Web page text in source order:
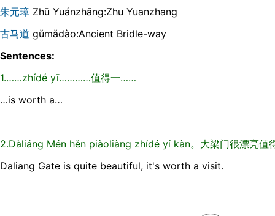
朱元璋 Zhū Yuánzhāng:Zhu Yuanzhang
古马道 gǔmǎdào:Ancient Bridle-way
Sentences:
1.……zhídé yī…………值得一……
…is worth a…
2.Dàliáng Mén hěn piàoliàng zhídé yí kàn。大梁门很漂亮值
Daliang Gate is quite beautiful, it's worth a visit.